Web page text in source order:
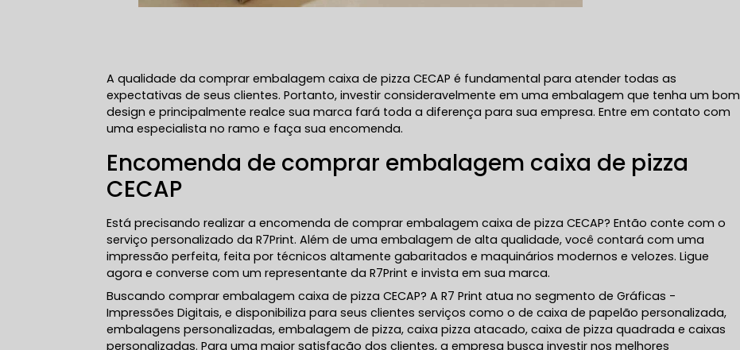
A qualidade da comprar embalagem caixa de pizza CECAP é fundamental para atender todas as
expectativas de seus clientes. Portanto, investir consideravelmente em uma embalagem que tenha um bom
design e principalmente realce sua marca fará toda a diferença para sua empresa. Entre em contato com
uma especialista no ramo e faça sua encomenda.
Encomenda de comprar embalagem caixa de pizza
CECAP
Está precisando realizar a encomenda de comprar embalagem caixa de pizza CECAP? Então conte com o
serviço personalizado da R7Print. Além de uma embalagem de alta qualidade, você contará com uma
impressão perfeita, feita por técnicos altamente gabaritados e maquinários modernos e velozes. Ligue
agora e converse com um representante da R7Print e invista em sua marca.
Buscando comprar embalagem caixa de pizza CECAP? A R7 Print atua no segmento de Gráficas -
Impressões Digitais, e disponibiliza para seus clientes serviços como o de caixa de papelão personalizada,
embalagens personalizadas, embalagem de pizza, caixa pizza atacado, caixa de pizza quadrada e caixas
personalizadas. Para uma maior satisfação dos clientes, a empresa busca investir nos melhores